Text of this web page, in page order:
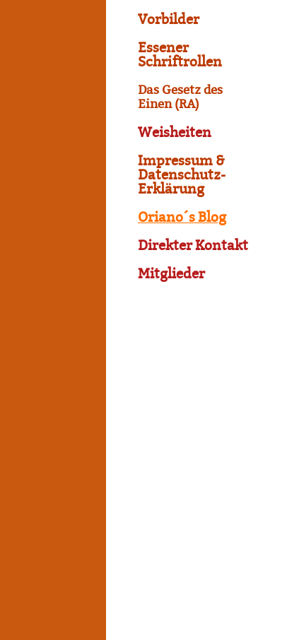
Vorbilder
Essener
Schriftrollen
Das Gesetz des
Einen (RA)
Weisheiten
Impressum &
Datenschutz-
Erklärung
Oriano´s Blog
Direkter Kontakt
Mitglieder